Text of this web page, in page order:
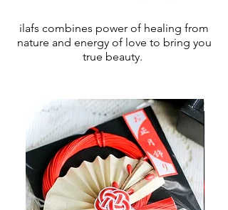
ilafs combines power of healing from
nature and energy of love to bring you
true beauty.